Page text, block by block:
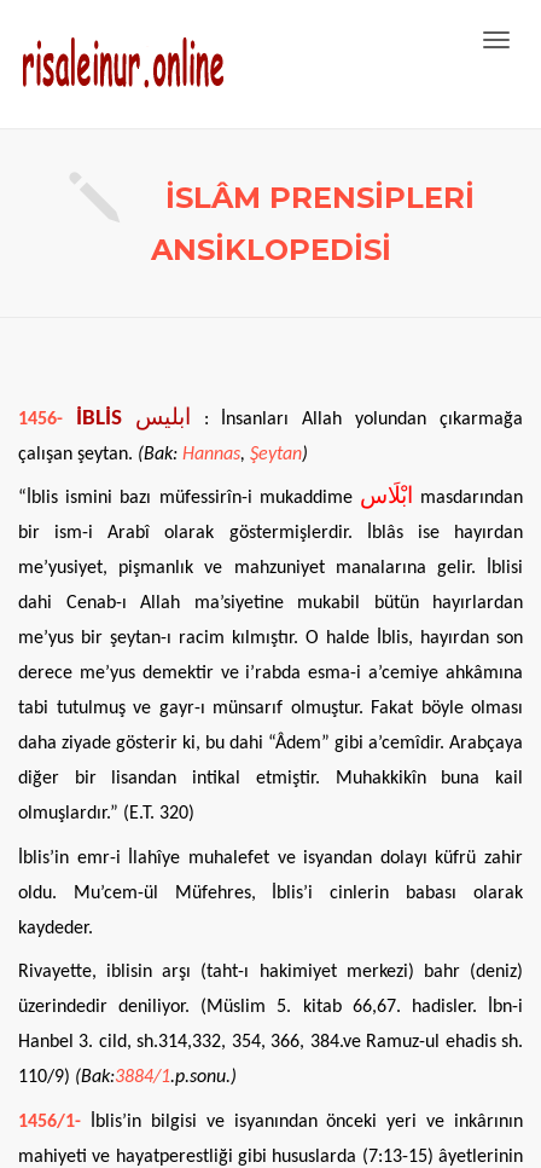
İSLÂM PRENSİPLERİ
ANSİKLOPEDİSİ
1456- İBLİS ابليس
: İnsanları Allah yolundan çıkarmağa
çalışan şeytan. (Bak: Hannas, Şeytan)
“İblis ismini bazı müfessirîn-i mukaddime
masdarından
bir ism-i Arabî olarak göstermişlerdir. İblâs ise hayırdan
me’yusiyet, pişmanlık ve mahzuniyet manalarına gelir. İblisi
dahi Cenab-ı Allah ma’siyetine mukabil bütün hayırlardan
me’yus bir şeytan-ı racim kılmıştır. O halde İblis, hayırdan son
derece me’yus demektir ve i’rabda esma-i a’cemiye ahkâmına
tabi tutulmuş ve gayr-ı münsarıf olmuştur. Fakat böyle olması
daha ziyade gösterir ki, bu dahi “Âdem” gibi a’cemîdir. Arabçaya
diğer bir lisandan intikal etmiştir. Muhakkikîn buna kail
olmuşlardır.” (E.T. 320)
İblis’in emr-i İlahîye muhalefet ve isyandan dolayı küfrü zahir
oldu. Mu’cem-ül Müfehres, İblis’i cinlerin babası olarak
kaydeder.
Rivayette, iblisin arşı (taht-ı hakimiyet merkezi) bahr (deniz)
üzerindedir deniliyor. (Müslim 5. kitab 66,67. hadisler. İbn-i
Hanbel 3. cild, sh.314,332, 354, 366, 384.ve Ramuz-ul ehadis sh.
110/9) (Bak:3884/1.p.sonu.)
1456/1-
İblis’in bilgisi ve isyanından önceki yeri ve inkârının
mahiyeti ve hayatperestliği gibi hususlarda (7:13-15) âyetlerinin